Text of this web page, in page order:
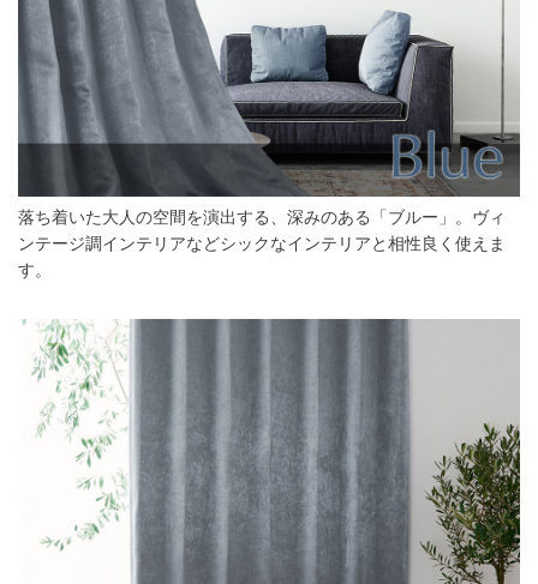
落ち着いた大人の空間を演出する、深みのある「ブルー」。ヴィ
ンテージ調インテリアなどシックなインテリアと相性良く使えま
す。